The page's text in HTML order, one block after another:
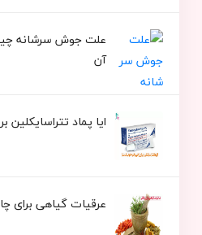
علت جوش سرشانه
آن
ایا پماد
عرقیات گیاهی برای